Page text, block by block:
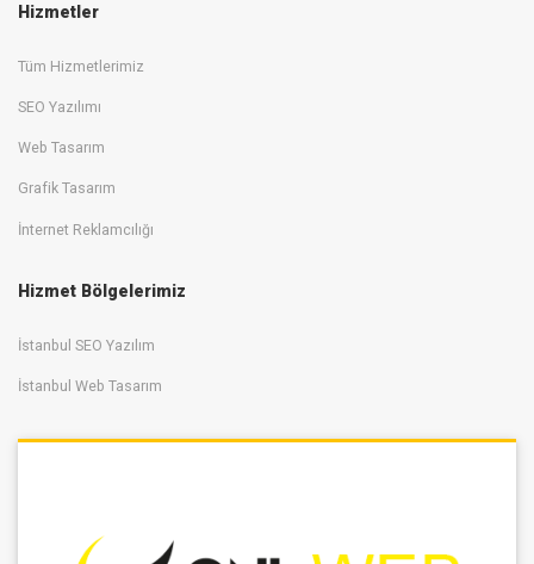
Hizmetler
Tüm Hizmetlerimiz
SEO Yazılımı
Web Tasarım
Grafik Tasarım
İnternet Reklamcılığı
Hizmet Bölgelerimiz
İstanbul SEO Yazılım
İstanbul Web Tasarım